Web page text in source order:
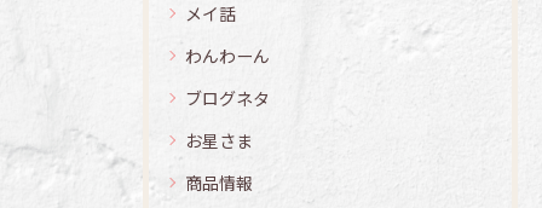
メイ話
わんわーん
ブログネタ
お星さま
商品情報